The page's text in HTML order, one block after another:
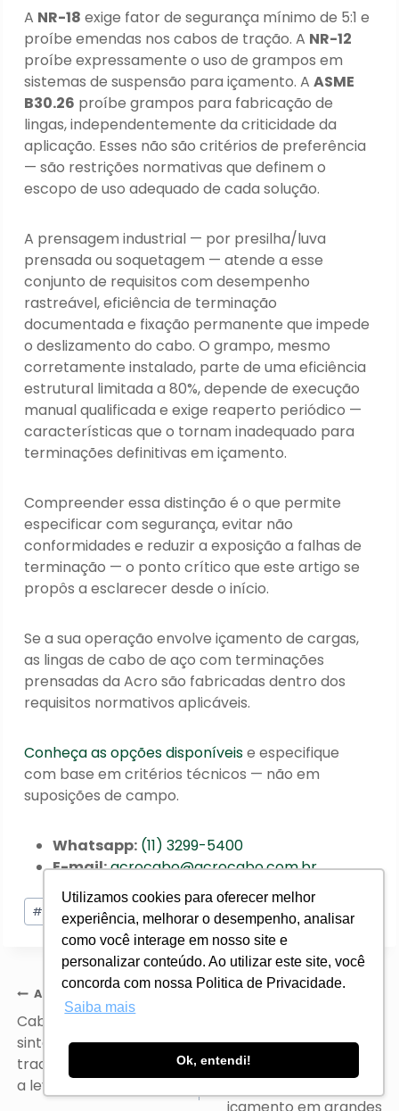
Utilizamos cookies para oferecer melhor
experiência, melhorar o desempenho, analisar
como você interage em nosso site e
personalizar conteúdo. Ao utilizar este site, você
concorda com nossa Politica de Privacidade.
Saiba mais
Ok, entendi!
A NR-18 exige fator de segurança mínimo de 5:1 e
proíbe emendas nos cabos de tração. A NR-12
proíbe expressamente o uso de grampos em
sistemas de suspensão para içamento. AASME
B30.26 proíbe grampos para fabricação de
lingas, independentemente da criticidade da
aplicação. Esses não são critérios de preferência
— são restrições normativas que definem o
escopo de uso adequado de cada solução.
A prensagem industrial — por presilha/luva
prensada ou soquetagem — atende a esse
conjunto de requisitos com desempenho
rastreável, eficiência de terminação
documentada e fixação permanente que impede
o deslizamento do cabo. O grampo, mesmo
corretamente instalado, parte de uma eficiência
estrutural limitada a 80%, depende de execução
manual qualificada e exige reaperto periódico —
características que o tornam inadequado para
terminações definitivas em içamento.
Compreender essa distinção é o que permite
especificar com segurança, evitar não
conformidades e reduzir a exposição a falhas de
terminação — o ponto crítico que este artigo se
propôs a esclarecer desde o início.
Se a sua operação envolve içamento de cargas,
as lingas de cabo de aço com terminações
prensadas da Acro são fabricadas dentro dos
requisitos normativos aplicáveis.
Conheça as opções disponíveise especifique
com base em critérios técnicos — não em
suposições de campo.
Whatsapp: (11) 3299-5400
E-mail:acrocabo@acrocabo.com.br
Tags
do
# Cabos de Aço fornecedor de cabos de aço
Navegação
de
Post
ANTERIOR
Cabo de aço ou cabos
sintéticos: quando a
tradição do aço supera
a leveza do polímero
resistentes à rotação: a
ciência por trás da